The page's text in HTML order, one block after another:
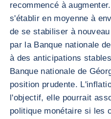
recommencé à
s'établir en moyenne à
de se stabiliser à
par la Banque nationale
à des anticipations
Banque nationale de
position prudente.
l'objectif, elle pourrait
politique monétaire si les